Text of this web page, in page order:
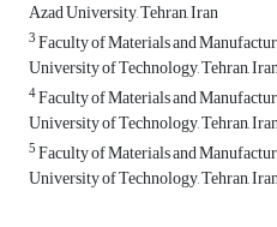
Azad University, Tehran, Iran
3Faculty of Materials and
University of Technology, Tehran,
4Faculty of Materials and
University of Technology, Tehran,
5Faculty of Materials and
University of Technology, Tehran,